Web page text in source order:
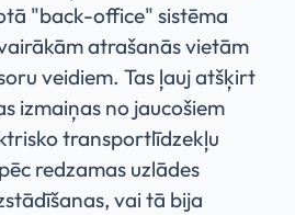
"back-office" sistēma
atrašanās vietām
veidiem. Tas ļauj atšķirt
izmaiņas no jaucošiem
transportlīdzekļu
redzamas uzlādes
vai tā bija